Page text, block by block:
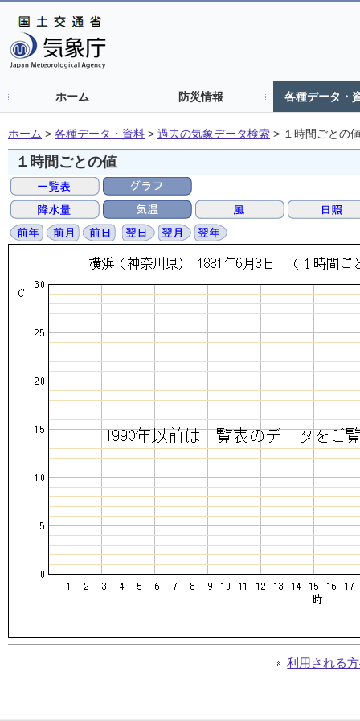
ホーム 防災情報 各種データ・
ホーム > 各種データ・資料 > 過去の気象データ検索 > １時間ごとの
１時間ごとの値
利用される